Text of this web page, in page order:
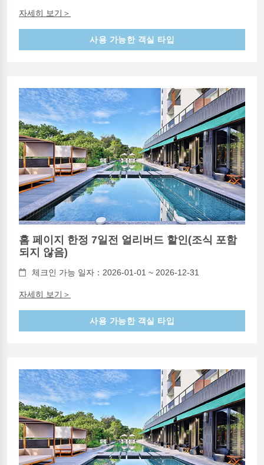
자세히 보기＞
사용 가능한 객실 타입
홈 페이지 한정 7일전 얼리버드 할인(조식 포함
되지 않음)
체크인 가능 일자：2026-01-01 ~ 2026-12-31
자세히 보기＞
사용 가능한 객실 타입